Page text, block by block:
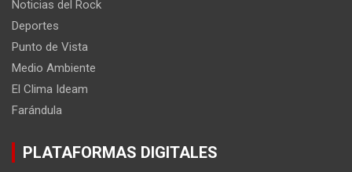
Noticias del Rock
Deportes
Punto de Vista
Medio Ambiente
El Clima Ideam
Farándula
PLATAFORMAS DIGITALES